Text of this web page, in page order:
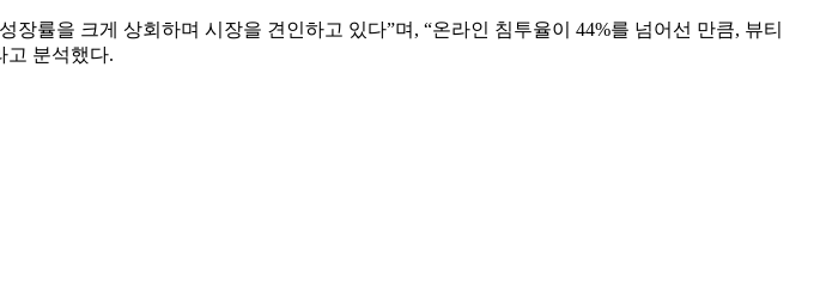
률을 크게 상회하며 시장을 견인하고 있다”며, “온라인 침투율이 44%를 넘어선 만큼, 뷰티
고 분석했다.